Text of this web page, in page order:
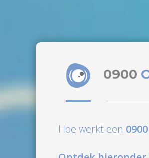
0900
Hoe werkt een 0900